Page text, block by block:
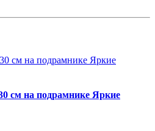
см на подрамнике Яркие